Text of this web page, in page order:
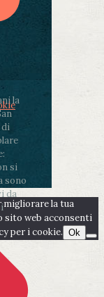
la
di
si
sono
da
migliorare la tua
sito web acconsenti
per i cookie. Ok